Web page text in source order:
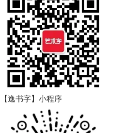
【逸书字】小程序